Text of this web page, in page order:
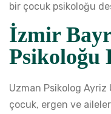
bir çocuk psikoloğu
İzmir
Psikoloğu
Uzman Psikolog Ayriz
çocuk, ergen ve